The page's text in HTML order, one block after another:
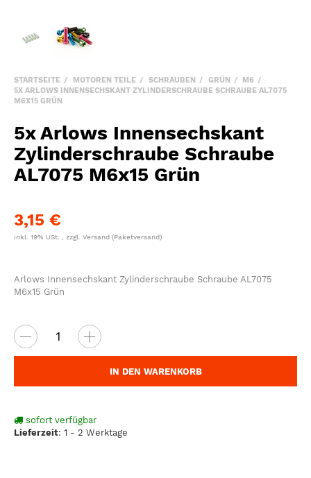
STARTSEITE MOTOREN TEILE SCHRAUBEN GRÜN
M6
5X ARLOWS INNENSECHSKANT ZYLINDERSCHRAUBE SCHRAUBE AL7075
M6X15 GRÜN
5x Arlows Innensechskant
Zylinderschraube Schraube
AL7075 M6x15 Grün
3,15 €
inkl. 19% USt. , zzgl. Versand (Paketversand)
Arlows Innensechskant Zylinderschraube Schraube AL7075
M6x15 Grün
IN DEN WARENKORB
sofort verfügbar
Lieferzeit: 1 - 2 Werktage